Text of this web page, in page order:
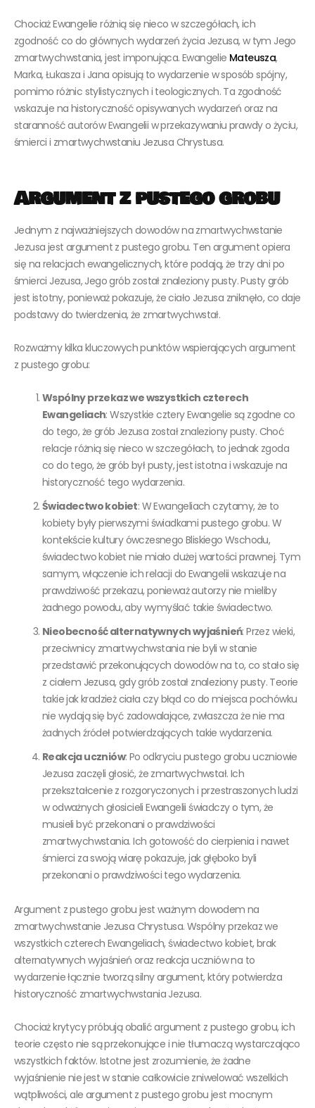
Chociaż Ewangelie różnią się nieco w szczegółach, ich
zgodność co do głównych wydarzeń życia Jezusa, w tym Jego
zmartwychwstania, jest imponująca. Ewangelie Mateusza,
Marka, Łukasza i Jana opisują to wydarzenie w sposób spójny,
pomimo różnic stylistycznych i teologicznych. Ta zgodność
wskazuje na historyczność opisywanych wydarzeń oraz na
staranność autorów Ewangelii w przekazywaniu prawdy o życiu,
śmierci i zmartwychwstaniu Jezusa Chrystusa.
Argument z pustego grobu
Jednym z najważniejszych dowodów na zmartwychwstanie
Jezusa jest argument z pustego grobu. Ten argument opiera
się na relacjach ewangelicznych, które podają, że trzy dni po
śmierci Jezusa, Jego grób został znaleziony pusty. Pusty grób
jest istotny, ponieważ pokazuje, że ciało Jezusa zniknęło, co daje
podstawy do twierdzenia, że zmartwychwstał.
Rozważmy kilka kluczowych punktów wspierających argument
z pustego grobu:
Wspólny przekaz we wszystkich czterech
Ewangeliach: Wszystkie cztery Ewangelie są zgodne co
do tego, że grób Jezusa został znaleziony pusty. Choć
relacje różnią się nieco w szczegółach, to jednak zgoda
co do tego, że grób był pusty, jest istotna i wskazuje na
historyczność tego wydarzenia.
Świadectwo kobiet: W Ewangeliach czytamy, że to
kobiety były pierwszymi świadkami pustego grobu. W
kontekście kultury ówczesnego Bliskiego Wschodu,
świadectwo kobiet nie miało dużej wartości prawnej. Tym
samym, włączenie ich relacji do Ewangelii wskazuje na
prawdziwość przekazu, ponieważ autorzy nie mieliby
żadnego powodu, aby wymyślać takie świadectwo.
Nieobecność alternatywnych wyjaśnień: Przez wieki,
przeciwnicy zmartwychwstania nie byli w stanie
przedstawić przekonujących dowodów na to, co stało się
z ciałem Jezusa, gdy grób został znaleziony pusty. Teorie
takie jak kradzież ciała czy błąd co do miejsca pochówku
nie wydają się być zadowalające, zwłaszcza że nie ma
żadnych źródeł potwierdzających takie wydarzenia.
Reakcja uczniów: Po odkryciu pustego grobu uczniowie
Jezusa zaczęli głosić, że zmartwychwstał. Ich
przekształcenie z rozgoryczonych i przestraszonych ludzi
w odważnych głosicieli Ewangelii świadczy o tym, że
musieli być przekonani o prawdziwości
zmartwychwstania. Ich gotowość do cierpienia i nawet
śmierci za swoją wiarę pokazuje, jak głęboko byli
przekonani o prawdziwości tego wydarzenia.
Argument z pustego grobu jest ważnym dowodem na
zmartwychwstanie Jezusa Chrystusa. Wspólny przekaz we
wszystkich czterech Ewangeliach, świadectwo kobiet, brak
alternatywnych wyjaśnień oraz reakcja uczniów na to
wydarzenie łącznie tworzą silny argument, który potwierdza
historyczność zmartwychwstania Jezusa.
Chociaż krytycy próbują obalić argument z pustego grobu, ich
teorie często nie są przekonujące i nie tłumaczą wystarczająco
wszystkich faktów. Istotne jest zrozumienie, że żadne
wyjaśnienie nie jest w stanie całkowicie zniwelować wszelkich
wątpliwości, ale argument z pustego grobu jest mocnym